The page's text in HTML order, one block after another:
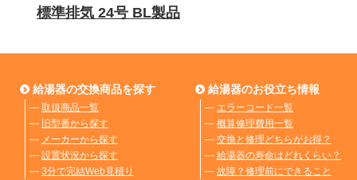
標準排気 24号 BL製品
給湯器の交換商品を探す
― 取扱商品一覧
― 旧型番から探す
― メーカーから探す
― 設置状況から探す
― 3分で完結Web見積り
給湯器のお役立ち情報
― エラーコード一覧
― 概算修理費用一覧
― 交換と修理どちらがお得？
― 給湯器の寿命はどれくらい？
― 故障？修理前にできること